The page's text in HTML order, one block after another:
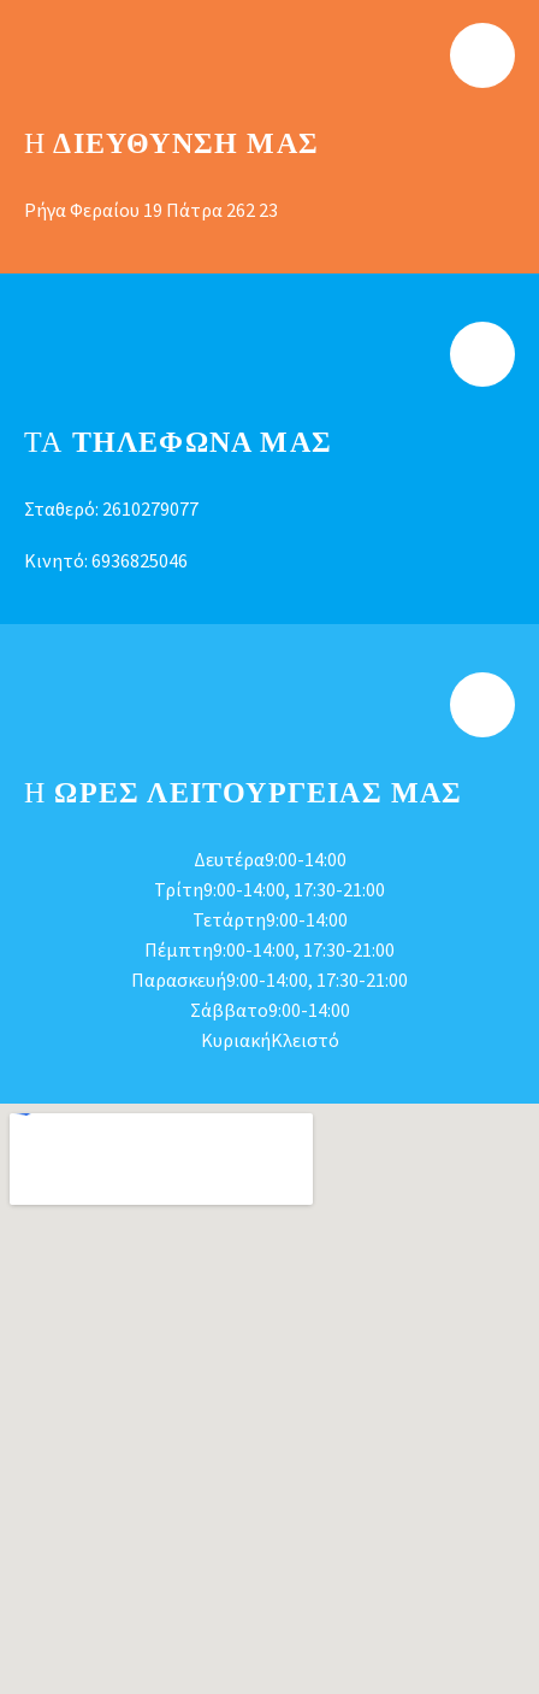
Η ΔΙΕΎΘΥΝΣΗ ΜΑΣ
Ρήγα Φεραίου 19 Πάτρα 262 23
ΤΑ ΤΗΛΕΦΩΝΑ ΜΑΣ
Σταθερό: 2610279077
Κινητό: 6936825046
Η ΩΡΕΣ ΛΕΙΤΟΥΡΓΕΊΑΣ ΜΑΣ
Δευτέρα9:00-14:00
Τρίτη9:00-14:00, 17:30-21:00
Τετάρτη9:00-14:00
Πέμπτη9:00-14:00, 17:30-21:00
Παρασκευή9:00-14:00, 17:30-21:00
Σάββατο9:00-14:00
ΚυριακήΚλειστό